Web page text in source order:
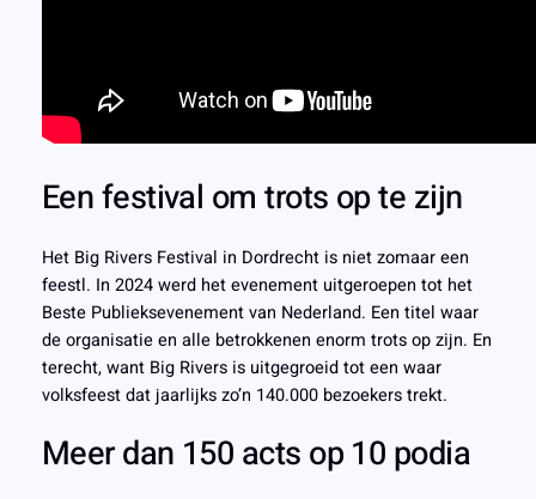
Een festival om trots op te zijn
Het Big Rivers Festival in Dordrecht is niet zomaar een
feestl. In 2024 werd het evenement uitgeroepen tot het
Beste Publieksevenement van Nederland. Een titel waar
de organisatie en alle betrokkenen enorm trots op zijn. En
terecht, want Big Rivers is uitgegroeid tot een waar
volksfeest dat jaarlijks zo’n 140.000 bezoekers trekt.
Meer dan 150 acts op 10 podia